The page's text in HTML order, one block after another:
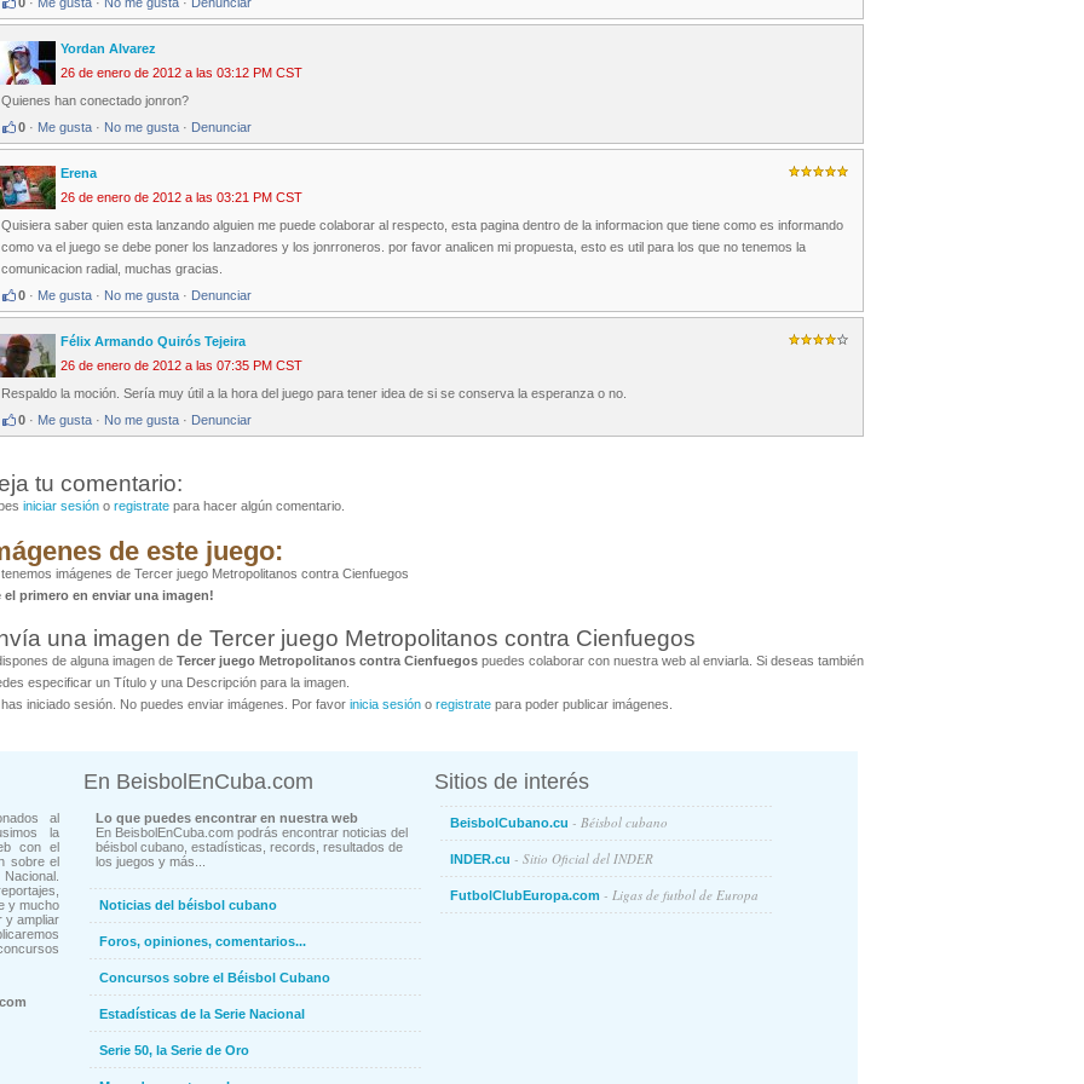
Yordan Alvarez
26 de enero de 2012 a las 03:12 PM CST
Quienes han conectado jonron?
0 · Me gusta · No me gusta · Denunciar
Erena
26 de enero de 2012 a las 03:21 PM CST
Quisiera saber quien esta lanzando alguien me puede colaborar al respecto, esta pagina dentro de la informacion que tiene como es informando
como va el juego se debe poner los lanzadores y los jonrroneros. por favor analicen mi propuesta, esto es util para los que no tenemos la
comunicacion radial, muchas gracias.
0 · Me gusta · No me gusta · Denunciar
Félix Armando Quirós Tejeira
26 de enero de 2012 a las 07:35 PM CST
Respaldo la moción. Sería muy útil a la hora del juego para tener idea de si se conserva la esperanza o no.
0 · Me gusta · No me gusta · Denunciar
tu comentario:
iniciar sesión o registrate para hacer algún comentario.
de este juego:
imágenes de Tercer juego Metropolitanos contra Cienfuegos
el primero en enviar una imagen!
una imagen de Tercer juego Metropolitanos contra Cienfuegos
de alguna imagen de Tercer juego Metropolitanos contra Cienfuegos puedes colaborar con nuestra web al enviarla. Si deseas también
especificar un Título y una Descripción para la imagen.
iniciado sesión. No puedes enviar imágenes. Por favor inicia sesión o registrate para poder publicar imágenes.
al
la
con el
sobre el
y mucho
y ampliar
En BeisbolEnCuba.com
Lo que puedes encontrar en nuestra web
En BeisbolEnCuba.com podrás encontrar noticias del
béisbol cubano, estadísticas, records, resultados de
los juegos y más...
Noticias del béisbol cubano
Foros, opiniones, comentarios...
Concursos sobre el Béisbol Cubano
Estadísticas de la Serie Nacional
Serie 50, la Serie de Oro
Sitios de interés
BeisbolCubano.cu - Béisbol cubano
INDER.cu - Sitio Oficial del INDER
FutbolClubEuropa.com - Ligas de futbol de Europa